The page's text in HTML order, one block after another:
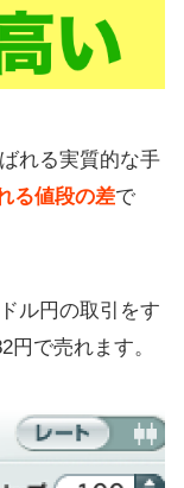
れる実質的な手
る値段の差で
ル円の取引をす
円で売れます。